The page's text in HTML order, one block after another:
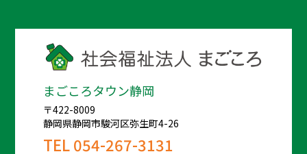
まごころタウン静岡
〒422-8009
静岡県静岡市駿河区弥生町4-26
TEL054-267-3131